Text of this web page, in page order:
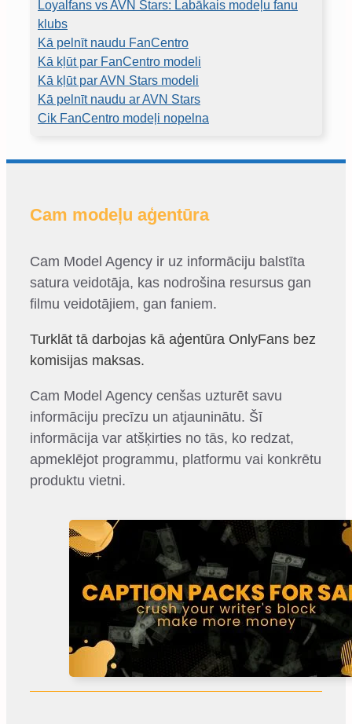
Loyalfans vs AVN Stars: Labākais modeļu fanu
klubs
Kā pelnīt naudu FanCentro
Kā kļūt par FanCentro modeli
Kā kļūt par AVN Stars modeli
Kā pelnīt naudu ar AVN Stars
Cik FanCentro modeļi nopelna
Cam modeļu aģentūra
Cam Model Agency ir uz informāciju balstīta
satura veidotāja, kas nodrošina resursus gan
filmu veidotājiem, gan faniem.
Turklāt tā darbojas kā aģentūra OnlyFans bez
komisijas maksas.
Cam Model Agency cenšas uzturēt savu
informāciju precīzu un atjauninātu. Šī
informācija var atšķirties no tās, ko redzat,
apmeklējot programmu, platformu vai konkrētu
produktu vietni.